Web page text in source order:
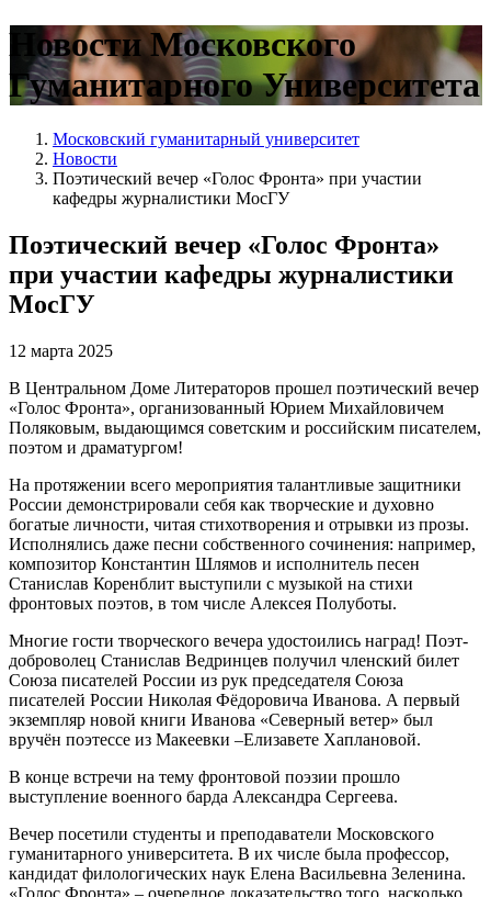
Новости Московского
Гуманитарного Университета
Московский гуманитарный университет
Новости
Поэтический вечер «Голос Фронта» при участии
кафедры журналистики МосГУ
Поэтический вечер «Голос Фронта»
при участии кафедры журналистики
МосГУ
12 марта 2025
В Центральном Доме Литераторов прошел поэтический вечер
«Голос Фронта», организованный Юрием Михайловичем
Поляковым, выдающимся советским и российским писателем,
поэтом и драматургом!
На протяжении всего мероприятия талантливые защитники
России демонстрировали себя как творческие и духовно
богатые личности, читая стихотворения и отрывки из прозы.
Исполнялись даже песни собственного сочинения: например,
композитор Константин Шлямов и исполнитель песен
Станислав Коренблит выступили с музыкой на стихи
фронтовых поэтов, в том числе Алексея Полуботы.
Многие гости творческого вечера удостоились наград! Поэт-
доброволец Станислав Ведринцев получил членский билет
Союза писателей России из рук председателя Союза
писателей России Николая Фёдоровича Иванова. А первый
экземпляр новой книги Иванова «Северный ветер» был
вручён поэтессе из Макеевки –Елизавете Хаплановой.
В конце встречи на тему фронтовой поэзии прошло
выступление военного барда Александра Сергеева.
Вечер посетили студенты и преподаватели Московского
гуманитарного университета. В их числе была профессор,
кандидат филологических наук Елена Васильевна Зеленина.
«Голос Фронта» – очередное доказательство того, насколько